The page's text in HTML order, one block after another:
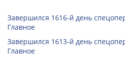
Завершился 1616-й день
Главное
Завершился 1613-й день
Главное